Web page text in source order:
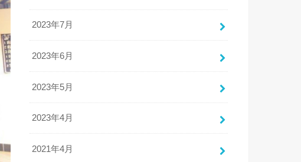
2023年7月
2023年6月
2023年5月
2023年4月
2021年4月